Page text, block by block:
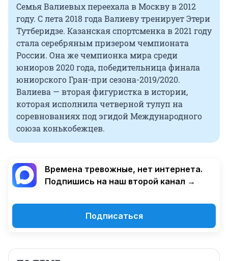
Семья Валиевых переехала в Москву в 2012
году. С лета 2018 года Валиеву тренирует Этери
Тутберидзе. Казанская спортсменка в 2021 году
стала серебряным призером чемпионата
России. Она же чемпионка мира среди
юниоров 2020 года, победительница финала
юниорского Гран-при сезона-2019/2020.
Валиева — вторая фигуристка в истории,
которая исполнила четверной тулуп на
соревнованиях под эгидой Международного
союза конькобежцев.
Времена тревожные, нет интернета.
Подпишись на наш второй канал →
Подписаться